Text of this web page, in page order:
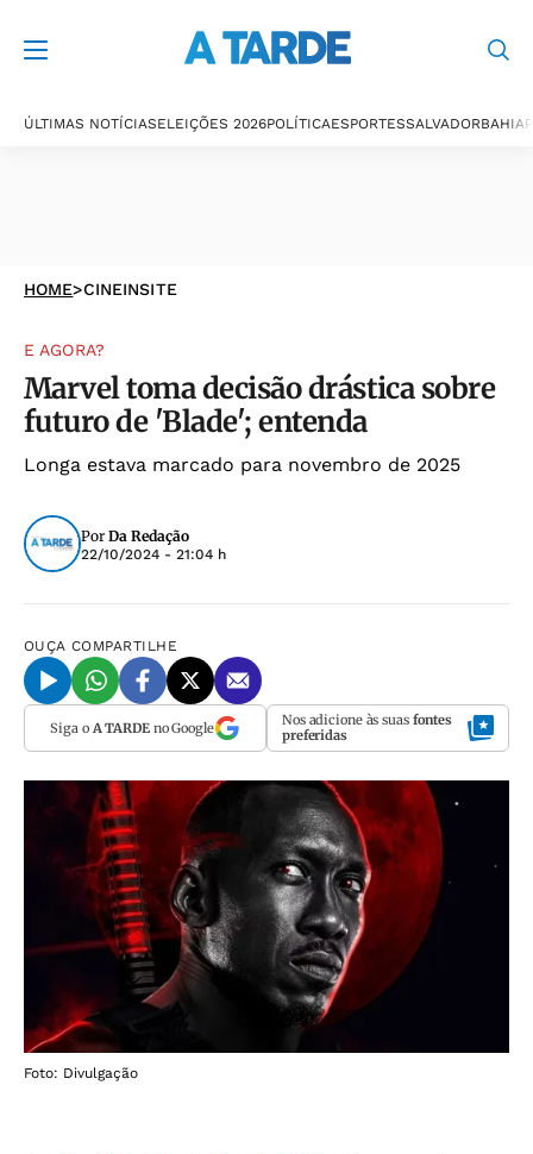
ÚLTIMAS NOTÍCIASELEIÇÕES 2026POLÍTICAESPORTESSALVADORBAHIA
HOME>CINEINSITE
E AGORA?
Marvel toma decisão drástica sobre
futuro de 'Blade'; entenda
Longa estava marcado para novembro de 2025
Por Da Redação
22/10/2024 - 21:04 h
OUÇA COMPARTILHE
Siga o A TARDEno Google Nos adicione às suas fontes
preferidas
Foto: Divulgação